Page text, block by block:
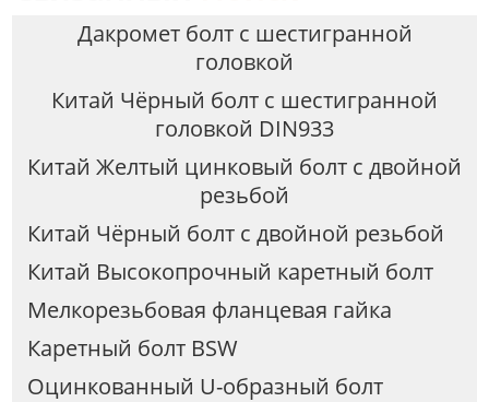
Дакромет болт с шестигранной
головкой
Китай Чёрный болт с шестигранной
головкой DIN933
Китай Желтый цинковый болт с двойной
резьбой
Китай Чёрный болт с двойной резьбой
Китай Высокопрочный каретный болт
Мелкорезьбовая фланцевая гайка
Каретный болт BSW
Оцинкованный U-образный болт